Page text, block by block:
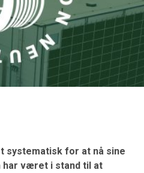
systematisk for at nå sine
har været i stand til at